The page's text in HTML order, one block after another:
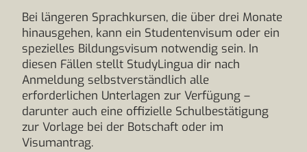
Bei längeren Sprachkursen, die über drei Monate
hinausgehen, kann ein Studentenvisum oder ein
spezielles Bildungsvisum notwendig sein. In
diesen Fällen stellt StudyLingua dir nach
Anmeldung selbstverständlich alle
erforderlichen Unterlagen zur Verfügung –
darunter auch eine offizielle Schulbestätigung
zur Vorlage bei der Botschaft oder im
Visumantrag.